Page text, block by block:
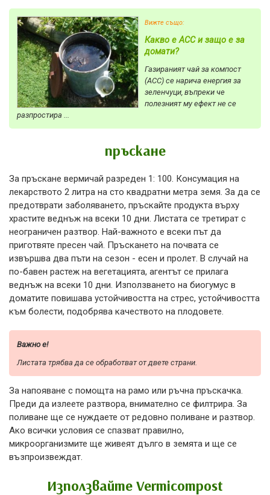
Вижте също:
Какво е ACC и защо е за
домати?
Газираният чай за компост
(ACC) се нарича енергия за
зеленчуци, въпреки че
полезният му ефект не се
разпростира ...
пръскане
За пръскане вермичай разреден 1: 100. Консумация на
лекарството 2 литра на сто квадратни метра земя. За да се
предотврати заболяването, пръскайте продукта върху
храстите веднъж на всеки 10 дни. Листата се третират с
неограничен разтвор. Най-важното е всеки път да
приготвяте пресен чай. Пръскането на почвата се
извършва два пъти на сезон - есен и пролет. В случай на
по-бавен растеж на вегетацията, агентът се прилага
веднъж на всеки 10 дни. Използването на биогумус в
доматите повишава устойчивостта на стрес, устойчивостта
към болести, подобрява качеството на плодовете.
Важно е!
Листата трябва да се обработват от двете страни.
За напояване с помощта на рамо или ръчна пръскачка.
Преди да излеете разтвора, внимателно се филтрира. За
поливане ще се нуждаете от редовно поливане и разтвор.
Ако всички условия се спазват правилно,
микроорганизмите ще живеят дълго в земята и ще се
възпроизвеждат.
Използвайте Vermicompost